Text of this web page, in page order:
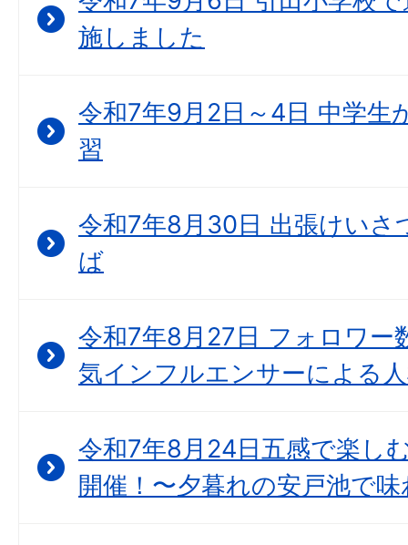
施しました
令和7年9月2日～4日 中学生
習
令和7年8月30日 出張けいさ
ば
令和7年8月27日 フォロワー
気インフルエンサーによる
令和7年8月24日五感で楽し
開催！〜夕暮れの安戸池で